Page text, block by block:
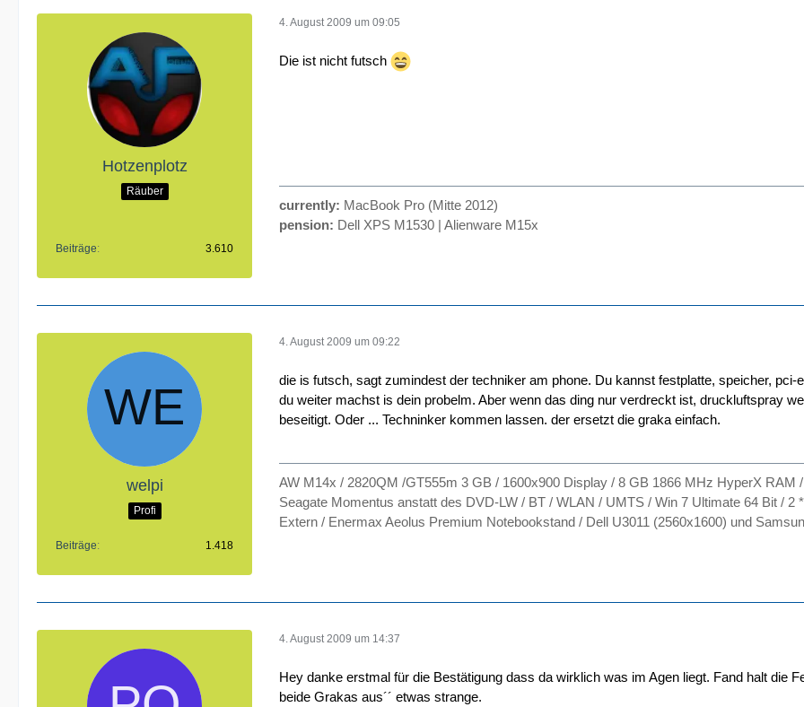
Hotzenplotz
Räuber
Beiträge 3.610
4. August 2009 um 09:05
Die ist nicht futsch
currently: MacBook Pro (Mitte 2012)
pension: Dell XPS M1530 | Alienware M15x
welpi
Profi
Beiträge 1.418
4. August 2009 um 09:22
die is futsch, sagt zumindest der techniker am phone. Du kannst festplatte, speicher,
du weiter machst is dein probelm. Aber wenn das ding nur verdreckt ist, druckluftspray
beseitigt. Oder ... Techninker kommen lassen. der ersetzt die graka einfach.
AW M14x / 2820QM /GT555m 3 GB / 1600x900 Display / 8 GB 1866 MHz HyperX RAM
Seagate Momentus anstatt des DVD-LW / BT / WLAN / UMTS / Win 7 Ultimate 64 Bit /
Extern / Enermax Aeolus Premium Notebookstand / Dell U3011 (2560x1600) und
4. August 2009 um 14:37
Hey danke erstmal für die Bestätigung dass da wirklich was im Agen liegt. Fand halt die
beide Grakas aus´´ etwas strange.